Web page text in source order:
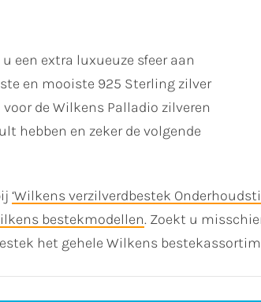
een extra luxueuze sfeer aan
en mooiste 925 Sterling zilver
de Wilkens Palladio zilveren
hebben en zeker de volgende
‘Wilkens verzilverdbestek
bestekmodellen. Zoekt u
het gehele Wilkens